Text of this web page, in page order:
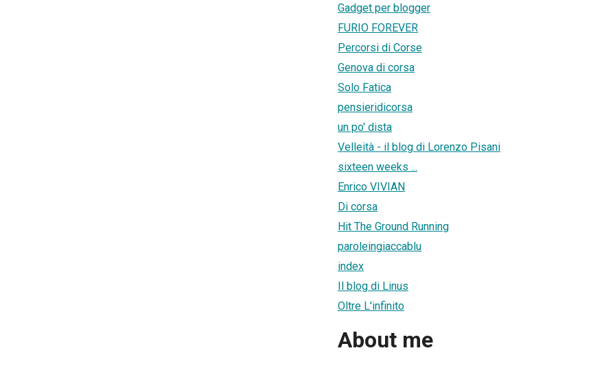
Gadget per blogger
FURIO FOREVER
Percorsi di Corse
Genova di corsa
Solo Fatica
pensieridicorsa
un po' dista
Velleità - il blog di Lorenzo Pisani
sixteen weeks ...
Enrico VIVIAN
Di corsa
Hit The Ground Running
paroleingiaccablu
index
Il blog di Linus
Oltre L'infinito
About me